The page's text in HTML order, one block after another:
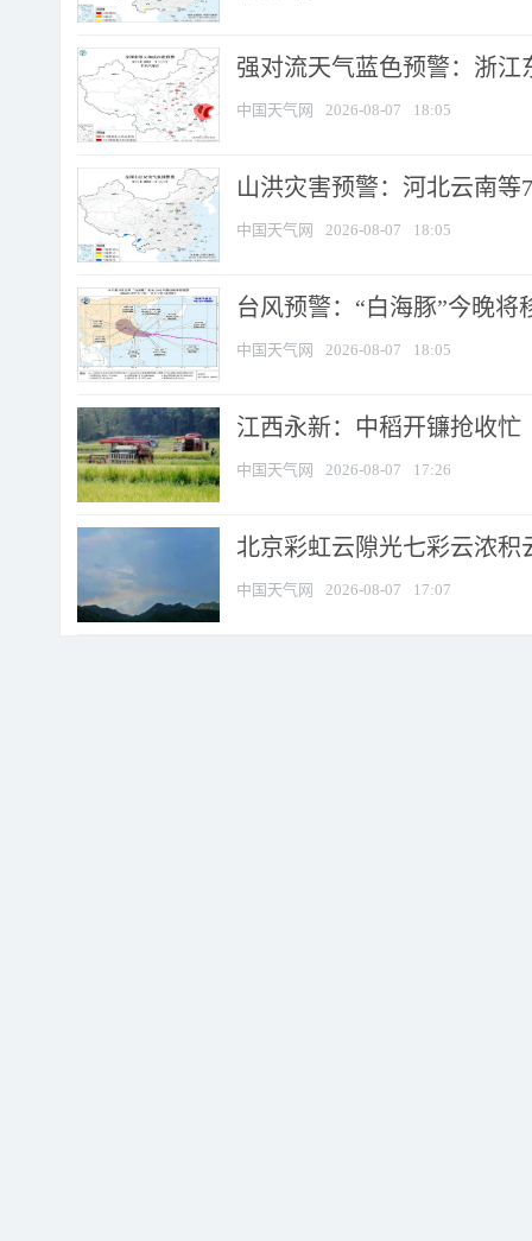
强对流天气蓝色预警：浙江
中国天气网 2026-08-07 18:05
山洪灾害预警：河北云南
中国天气网 2026-08-07 18:05
台风预警：“白海豚”今晚将
中国天气网 2026-08-07 18:05
江西永新：中稻开镰抢收忙
中国天气网 2026-08-07 17:26
北京彩虹云隙光七彩云浓积
中国天气网 2026-08-07 17:07